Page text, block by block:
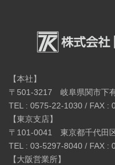
【本社】
〒501-3217 岐阜県関市下
TEL : 0575-22-1030 / FAX :
【東京支店】
〒101-0041 東京都千代田
TEL : 03-5297-8040 / FAX :
【大阪営業所】